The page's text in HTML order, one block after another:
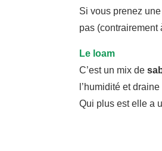
Si vous prenez
pas (contrairement
Le loam
C’est un mix de
l’humidité et
Qui plus est elle a